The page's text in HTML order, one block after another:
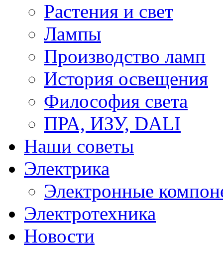
Растения и свет
Лампы
Производство ламп
История освещения
Философия света
ПРА, ИЗУ, DALI
Наши советы
Электрика
Электронные
Электротехника
Новости